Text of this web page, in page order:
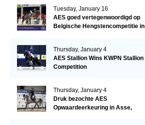
Tuesday, January 16
AES goed vertegenwoordigd op
Belgische Hengstencompetitie in
Thursday, January 4
AES Stallion Wins KWPN Stallion
Competition
Thursday, January 4
Druk bezochte AES
Opwaardeerkeuring in Asse,